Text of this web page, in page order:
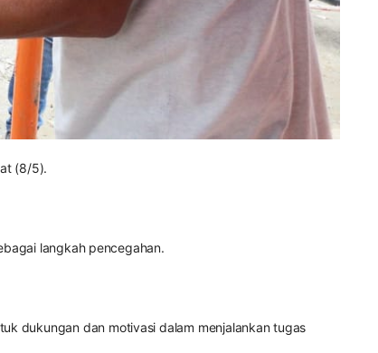
(8/5).
langkah pencegahan.
dukungan dan motivasi dalam menjalankan tugas